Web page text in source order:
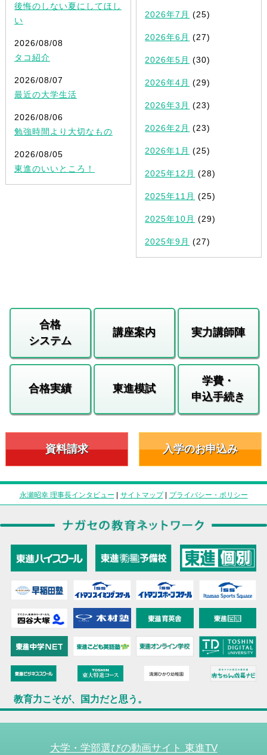
後悔のしない夏にしてほし
い
2026/08/08
タコ紹介
2026/08/07
最近の大学生活
2026/08/06
勉強時間より大切なもの
2026/08/05
東進のいいところ！
2026年7月 (25)
2026年6月 (27)
2026年5月 (30)
2026年4月 (29)
2026年3月 (23)
2026年2月 (23)
2026年1月 (25)
2025年12月 (28)
2025年11月 (25)
2025年10月 (29)
2025年9月 (27)
合格
システム
講座案内 実力講師陣
合格実績 東進模試
学費・
申込手続き
資料請求 入学のお申込み
永瀬昭幸 理事長インタビュー | サイトマップ| プライバシー・ポリシー
教育力こそが、国力だと思う。
大学・学部選びの動画サイト 東進TV